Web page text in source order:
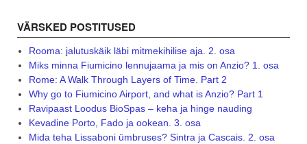
VÄRSKED POSTITUSED
Rooma: jalutuskäik läbi mitmekihilise aja. 2. osa
Miks minna Fiumicino lennujaama ja mis on Anzio? 1. osa
Rome: A Walk Through Layers of Time. Part 2
Why go to Fiumicino Airport, and what is Anzio? Part 1
Ravipaast Loodus BioSpas – keha ja hinge nauding
Kevadine Porto, Fado ja ookean. 3. osa
Mida teha Lissaboni ümbruses? Sintra ja Cascais. 2. osa